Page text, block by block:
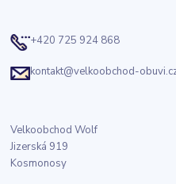
+420 725 924 868
kontakt@velkoobchod-
Velkoobchod Wolf
Jizerská 919
Kosmonosy